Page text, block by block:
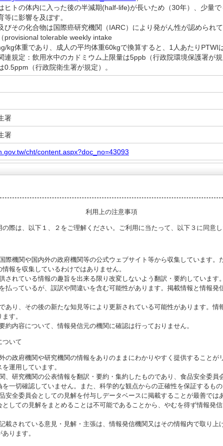
トの体内に入った後の半減期(half-life)が長いため（30年）、少量
等に影響を及ぼす。
その化合物は国際癌研究機関（IARC）により発がん性が認められ
provisional tolerable weekly intake
kg体重であり、成人の平均体重60kgで換算すると、1人あたりPTWI
規定：飲用水中のカドミウム上限量は5ppb（行政院環境保護署が
0.5ppm（行政院衛生署が規定）。
署
署
cht/content.aspx?doc_no=43093
利用上の注意事項
際は、以下１、２をご理解ください。ご利用に当たって、以下３に同意
機関や国内外の政府機関等の公式ウェブサイト等から収集しています。
報を収集しているわけではありません。
れている情報の趣旨を出来る限り改変しないよう翻訳・要約しています
っているが、誤訳や間違いを含む可能性があります。掲載情報と情報発
り、その後の新たな知見等により更新されている可能性があります。情
す。
内容について、情報発信元の機関に確認は行っておりません。
いて
政府機関や研究機関の情報をありのままにわかりやすく提供することが
運用しています。
研究機関の公表情報を翻訳・要約・集約したものであり、食品安全委員
一切確認していません。また、科学的な観点からの正確性を保証するも
全委員会としての見解を付与しデータベースに掲載することが最善では
しての見解をまとめることは不可能であることから、やむを得ず情報発
されている意見・見解・主張は、情報発信機関又はその情報内で取り上
ります。